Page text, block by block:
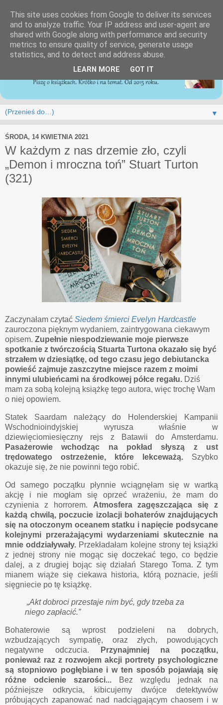
▼
ŚRODA, 14 KWIETNIA 2021
W każdym z nas drzemie zło, czyli
„Demon i mroczna toń” Stuart Turton
(321)
Zaczynałam czytać Siedem śmierci Evelyn Hardcastle
zauroczona pięknym wydaniem, zaintrygowana ciekawym
opisem. Zupełnie niespodziewanie moje pierwsze
spotkanie z twórczością Stuarta Turtona okazało się być
strzałem w dziesiątkę, od tego czasu jego debiutancka
powieść zajmuje zaszczytne miejsce razem z moimi
innymi ulubieńcami na środkowej półce regału. Dziś
mam za sobą kolejną książkę tego autora, więc trochę Wam
o niej opowiem.
Statek Saardam należący do Holenderskiej Kampanii
Wschodnioindyjskiej wyrusza właśnie w
dziewięciomiesięczny rejs z Batawii do Amsterdamu.
Pasażerowie wchodząc na pokład słyszą z ust
trędowatego ostrzeżenie, które lekceważą. Szybko
okazuje się, że nie powinni tego robić.
Od samego początku płynnie wciągnęłam się w wartką
akcję i nie mogłam się oprzeć wrażeniu, że mam do
czynienia z horrorem. Atmosfera zagęszczająca się z
każdą chwilą, poczucie izolacji bohaterów znajdujących
się na otoczonym oceanem statku i napięcie podsycane
kolejnymi przerażającymi wydarzeniami skutecznie na
mnie oddziaływały. Przekładałam kolejne strony tej książki
z jednej strony nie mogąc się doczekać tego, co będzie
dalej, a z drugiej bojąc się działań Starego Toma. Z tym
mianem wiąże się ciekawa historia, którą poznacie, jeśli
sięgniecie po tę książkę.
„Akt dobroci przestaje nim być, gdy trzeba za
niego zapłacić.”
Bohaterowie są wprost podzieleni na dobrych,
wzbudzających sympatię, oraz złych, powodujących
negatywne odczucia.
Przynajmniej na początku,
ponieważ raz z rozwojem akcji portrety psychologiczne
są stopniowo pogłębiane i w ten sposób pojawiają się
różne odcienie szarości... Bez względu jednak na
późniejsze odkrycia, kibicujemy dwójce detektywów
próbujących zapanować nad nadciągającym chaosem i w
This site uses cookies from Google to deliver its services
and to analyze traffic. Your IP address and user-agent are
shared with Google along with performance and security
metrics to ensure quality of service, generate usage
statistics, and to detect and address abuse.
LEARN MORE GOT IT